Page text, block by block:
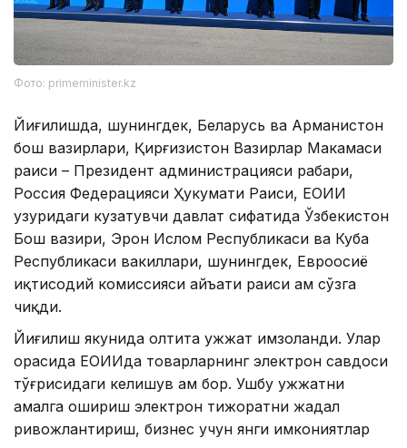
Фото: primeminister.kz
Йиғилишда, шунингдек, Беларусь ва Арманистон
бош вазирлари, Қирғизистон Вазирлар Маҳкамаси
раиси – Президент администрацияси раҳбари,
Россия Федерацияси Ҳукумати Раиси, ЕОИИ
ҳузуридаги кузатувчи давлат сифатида Ўзбекистон
Бош вазири, Эрон Ислом Республикаси ва Куба
Республикаси вакиллари, шунингдек, Евроосиё
иқтисодий комиссияси ҳайъати раиси ҳам сўзга
чиқди.
Йиғилиш якунида олтита ҳужжат имзоланди. Улар
орасида ЕОИИда товарларнинг электрон савдоси
тўғрисидаги келишув ҳам бор. Ушбу ҳужжатни
амалга ошириш электрон тижоратни жадал
ривожлантириш, бизнес учун янги имкониятлар